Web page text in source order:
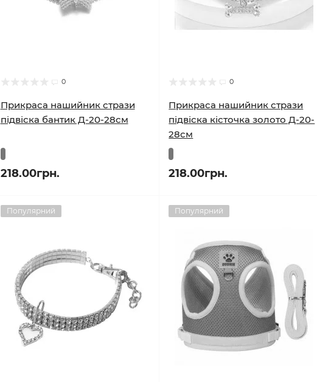
0
Прикраса нашийник стрази
підвіска бантик Д-20-28см
218.00грн.
0
Прикраса нашийник стрази
підвіска кісточка золото Д-20-
28см
218.00грн.
Популярний Популярний